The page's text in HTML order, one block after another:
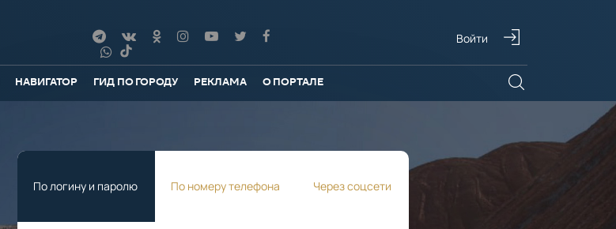
Войти
НАВИГАТОР ГИД ПО ГОРОДУ РЕКЛАМА О ПОРТАЛЕ
По логину и паролю По номеру телефона Через соцсети